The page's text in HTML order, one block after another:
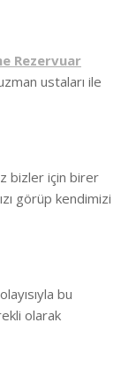
Rezervuar
ustaları ile
bizler için birer
görüp kendimizi
bu
olarak